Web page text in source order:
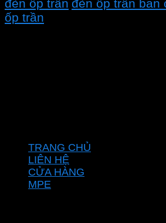
đèn ốp trần đèn ốp trần ban
ốp trần
TRANG CHỦ
LIÊN HỆ
CỬA HÀNG
MPE